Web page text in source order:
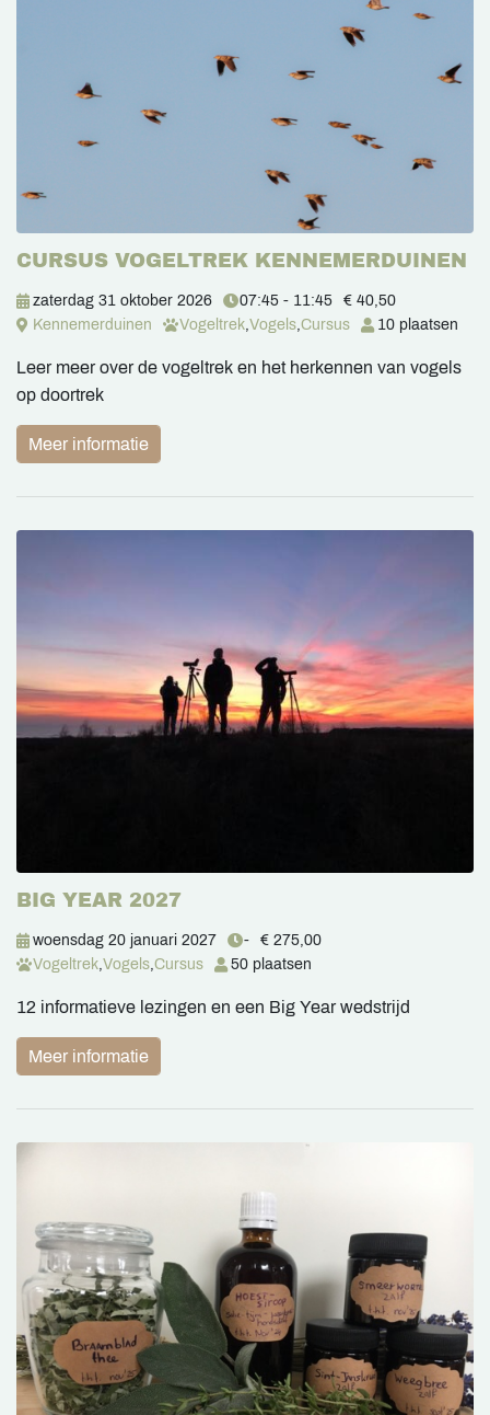
CURSUS VOGELTREK KENNEMERDUINEN
zaterdag 31 oktober 2026 07:45 - 11:45
€ 40,50
Kennemerduinen
Vogeltrek Vogels Cursus 10 plaatsen
Leer meer over de vogeltrek en het herkennen van vogels
op doortrek
Meer informatie
BIG YEAR 2027
woensdag 20 januari 2027 -
€ 275,00
Vogeltrek,Vogels,Cursus 50 plaatsen
12 informatieve lezingen en een Big Year wedstrijd
Meer informatie